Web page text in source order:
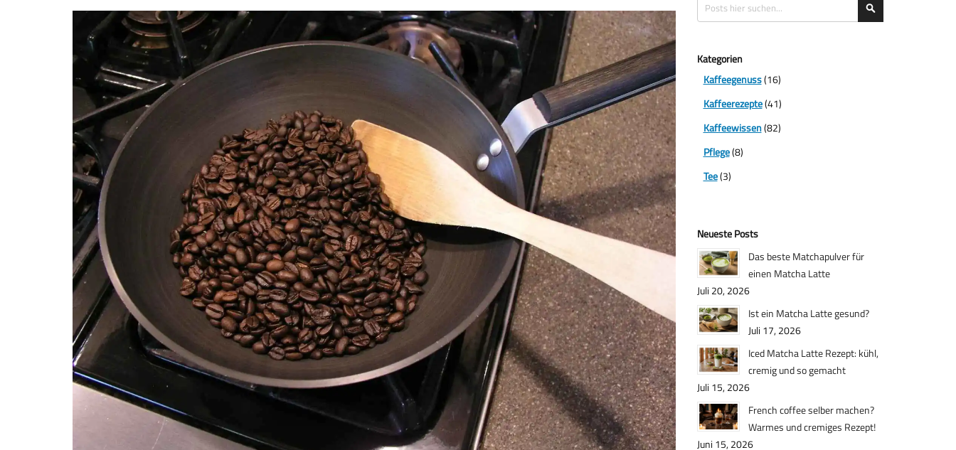
Kategorien
Kaffeegenuss(16)
Kaffeerezepte(41)
Kaffeewissen(82)
Pflege(8)
Tee(3)
Neueste Posts
Das beste Matchapulver für
einen Matcha Latte
Juli 20, 2026
Ist ein Matcha Latte gesund?
Juli 17, 2026
Iced Matcha Latte Rezept: kühl,
cremig und so gemacht
Juli 15, 2026
French coffee selber machen?
Warmes und cremiges Rezept!
Juni 15, 2026